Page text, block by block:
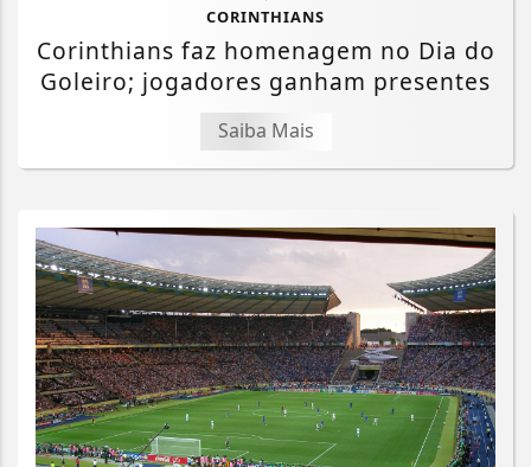
CORINTHIANS
Corinthians faz homenagem no Dia do
Goleiro; jogadores ganham presentes
Saiba Mais